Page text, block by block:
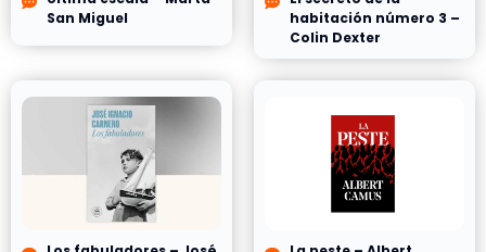
San Miguel
habitación número 3 –
Colin Dexter